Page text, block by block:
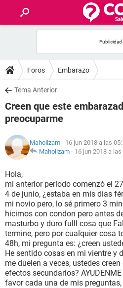
FOROS
SALUD
NUTRICIÓN
SEXUALIDAD
GLOSARIO
Foros Embarazo
Tema Anterior
Creen que este
preocuparme
Maholizam - 16 jun 2018 a las
Maholizam - 16 jun 2018 a las
Hola,
mi anterior período comenzó el
4 de junio, ¿estaba en mis dias
mi novio pero, lo sé primero 3
hicimos con condon pero antes
masturbo y duro fulll cosa que
termine, pero por cualquier cosa
48h, mi pregunta es: ¿creen
He sentido cosas en mi vientre y
me duelen a veces, ustedes
efectos secundarios?
favor cada una de mis preguntas,